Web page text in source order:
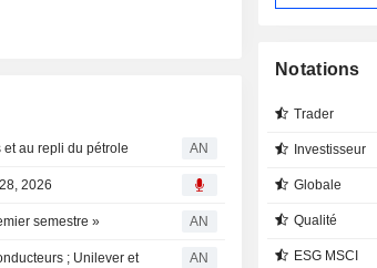
et au repli du pétrole AN
2026
semestre » AN
; Unilever et
AN
Notations
Trader
Investisseur
Globale
Qualité
ESG MSCI